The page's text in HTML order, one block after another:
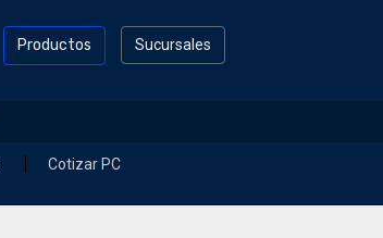
Sucursales
Productos
Cotizar PC